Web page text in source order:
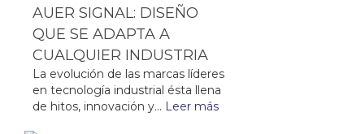
AUER SIGNAL: DISEÑO
QUE SE ADAPTA A
CUALQUIER INDUSTRIA
La evolución de las marcas líderes
en tecnología industrial ésta llena
de hitos, innovación y... Leer más